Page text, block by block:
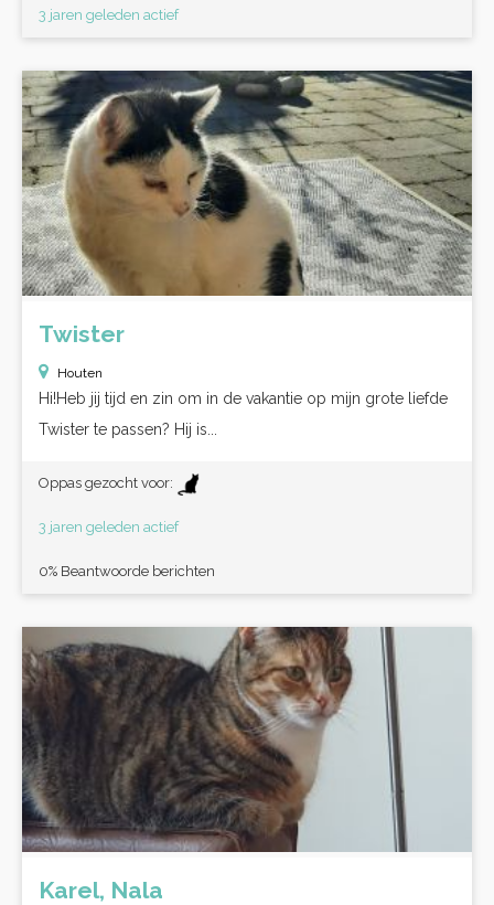
3 jaren geleden actief
Twister
Houten
Hi!Heb jij tijd en zin om in de vakantie op mijn grote liefde
Twister te passen? Hij is...
Oppas gezocht voor:
3 jaren geleden actief
0% Beantwoorde berichten
Karel, Nala